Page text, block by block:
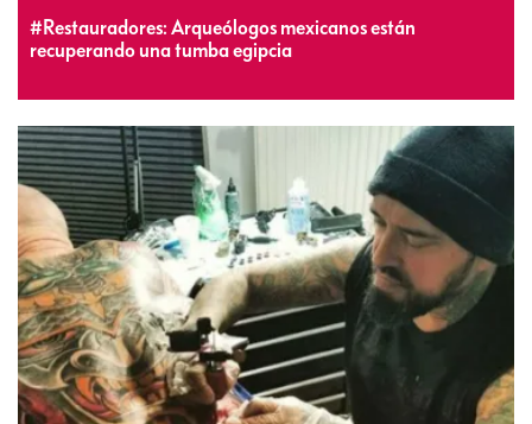
#Restauradores: Arqueólogos mexicanos están
recuperando una tumba egipcia